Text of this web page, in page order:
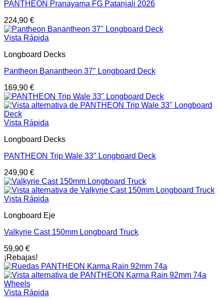
PANTHEON Pranayama FG Patanjali 2026
224,90 €
Vista Rápida
Longboard Decks
Pantheon Banantheon 37″ Longboard Deck
169,90 €
Vista Rápida
Longboard Decks
PANTHEON Trip Wale 33″ Longboard Deck
249,90 €
Vista Rápida
Longboard Eje
Valkyrie Cast 150mm Longboard Truck
59,90 €
¡Rebajas!
Vista Rápida